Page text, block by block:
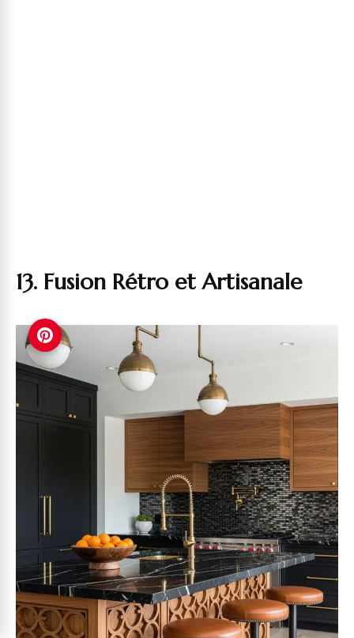
13. Fusion Rétro et Artisanale